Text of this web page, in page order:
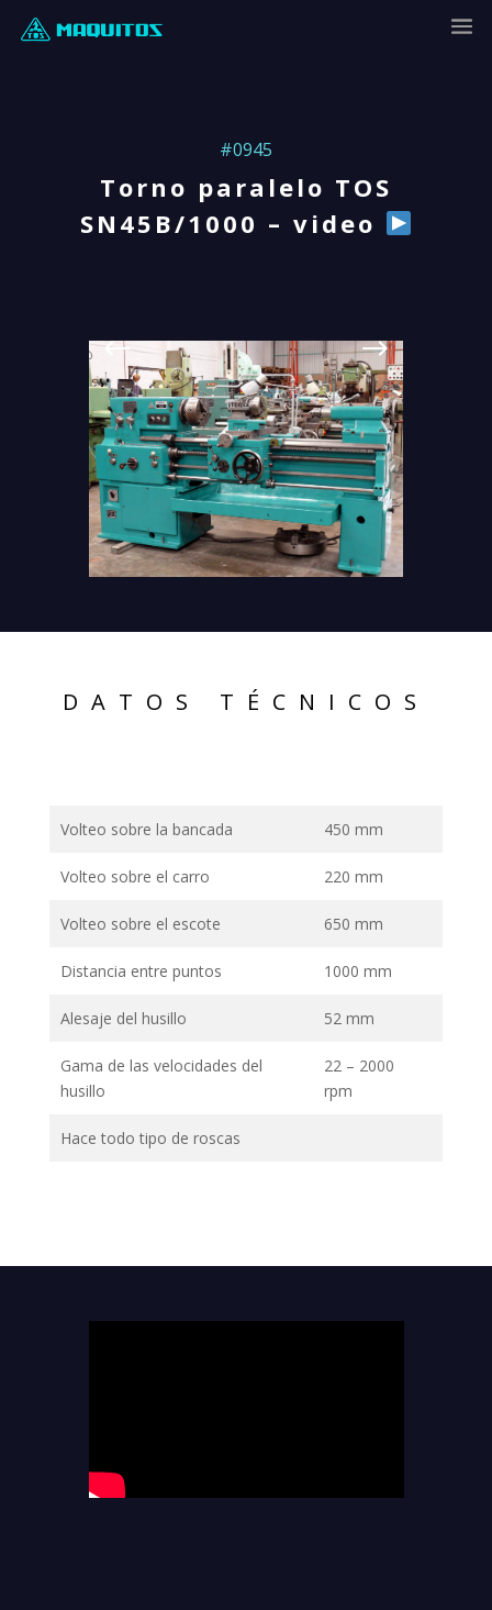
#0945
Torno paralelo TOS
SN45B/1000 – video
DATOS TÉCNICOS
Volteo sobre la bancada 450 mm
Volteo sobre el carro 220 mm
Volteo sobre el escote 650 mm
Distancia entre puntos 1000 mm
Alesaje del husillo 52 mm
Gama de las velocidades del
husillo
22 – 2000
rpm
Hace todo tipo de roscas